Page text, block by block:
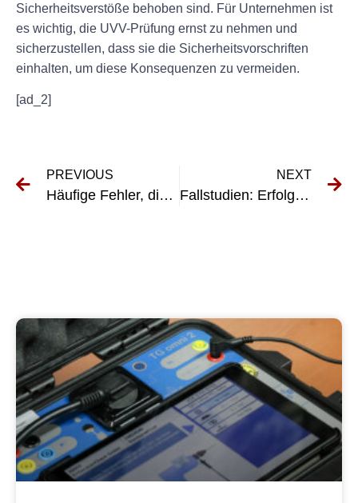
Sicherheitsverstöße behoben sind. Für Unternehmen ist
es wichtig, die UVV-Prüfung ernst zu nehmen und
sicherzustellen, dass sie die Sicherheitsvorschriften
einhalten, um diese Konsequenzen zu vermeiden.
[ad_2]
PREVIOUS
Häufige Fehler, die es bei der Erst- und Wiederholungsprüfung elektrischer Systeme zu vermeiden gilt
NEXT
Fallstudien: Erfolgsgeschichten der Implementierung messortfester Anlagen in verschiedenen Branchen